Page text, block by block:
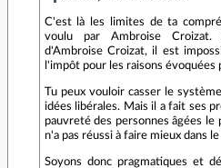
C'est là les limites de ta
voulu par Ambroise
d'Ambroise Croizat, il est
l'impôt pour les raisons évoquées
Tu peux vouloir casser le
idées libérales. Mais il a fait ses
pauvreté des personnes âgées le
n'a pas réussi à faire mieux dans
Soyons donc pragmatiques et